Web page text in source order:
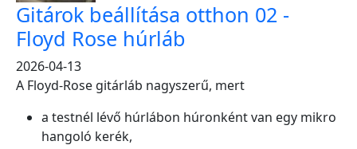
Gitárok beállítása otthon 02 -
Floyd Rose húrláb
2026-04-13
A Floyd-Rose gitárláb nagyszerű, mert
a testnél lévő húrlábon húronként van egy mikro
hangoló kerék,